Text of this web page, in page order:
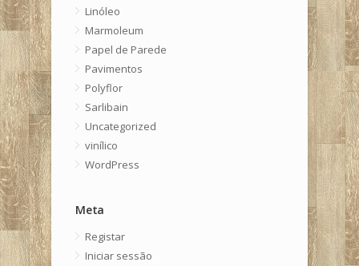
Linóleo
Marmoleum
Papel de Parede
Pavimentos
Polyflor
Sarlibain
Uncategorized
vinílico
WordPress
Meta
Registar
Iniciar sessão